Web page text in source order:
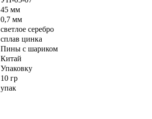
45 мм
0,7 мм
светлое серебро
сплав цинка
Пины с шариком
Китай
Упаковку
10 гр
упак